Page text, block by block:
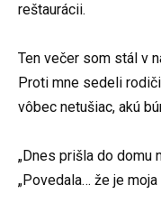
reštaurácii.
Ten večer som stál v
Proti mne sedeli
vôbec netušiac, akú
„Dnes prišla do domu
„Povedala… že je